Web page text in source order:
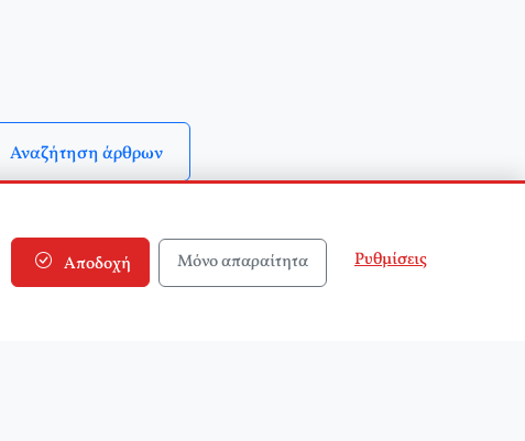
Αναζήτηση άρθρων
Αποδοχή Μόνο απαραίτητα Ρυθμίσεις